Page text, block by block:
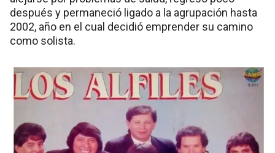
después y permaneció ligado a la agrupación hasta
2002, año en el cual decidió emprender su camino
como solista.